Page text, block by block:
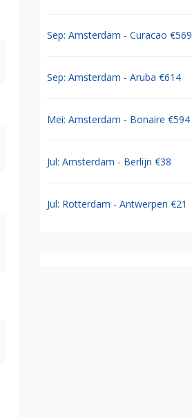
Sep: Amsterdam - Curacao €569
Sep: Amsterdam - Aruba €614
Mei: Amsterdam - Bonaire €594
Jul: Amsterdam - Berlijn €38
Jul: Rotterdam - Antwerpen €21